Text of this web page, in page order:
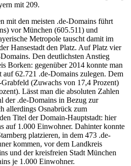
mit 209.
mit den meisten .de-Domains führt
vor München (605.511) und
Metropole tauscht damit im
Hansestadt den Platz. Auf Platz vier
Den deutlichsten Anstieg
Borken: gegenüber 2014 konnte man
auf 62.721 .de-Domains zulegen. Dem
(Zuwachs von 17,4 Prozent)
Lässt man die absoluten Zahlen
der .de-Domains in Bezug zur
allerdings Osnabrück zum
Titel der Domain-Hauptstadt: hier
auf 1.000 Einwohner. Dahinter konnte
platzieren, in dem 473 .de-
kommen, vor dem Landkreis
und der kreisfreien Stadt München
je 1.000 Einwohner.